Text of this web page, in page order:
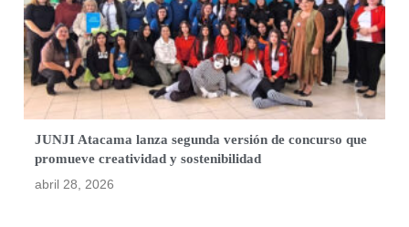
JUNJI Atacama lanza segunda versión de concurso que
promueve creatividad y sostenibilidad
abril 28, 2026